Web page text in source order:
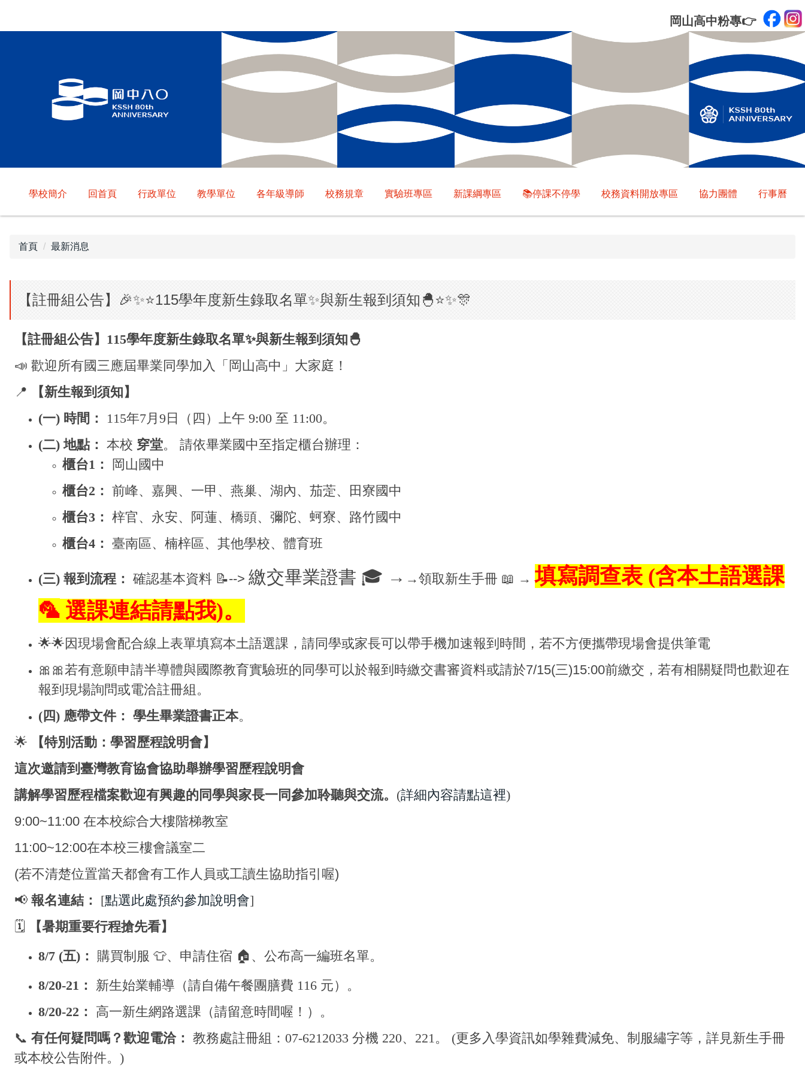
岡山高中粉專👉
學校簡介 回首頁 行政單位 教學單位 各年級導師 校務規章 實驗班專區 新課綱專區 📚停課不停學 校務資料開放專區 協力團體 行事曆
首頁 最新消息
【註冊組公告】🎉✨⭐115學年度新生錄取名單✨與新生報到須知🐣⭐✨🎊
【註冊組公告】115學年度新生錄取名單✨與新生報到須知 🐣
📣 歡迎所有國三應屆畢業同學加入「岡山高中」大家庭！
📍
【新生報到須知】
(一) 時間： 115年7月9日（四）上午 9:00 至 11:00。
(二) 地點： 本校 穿堂。 請依畢業國中至指定櫃台辦理：
櫃台1：
岡山國中
櫃台2： 前峰、嘉興、一甲、燕巢、湖內、茄萣、田寮國中
櫃台3： 梓官、永安、阿蓮、橋頭、彌陀、蚵寮、路竹國中
櫃台4： 臺南區、楠梓區、其他學校、體育班
(三) 報到流程： 確認基本資料 📝--> 繳交畢業證書 🎓 → →領取新生手冊 📖 → 填寫調查表 (含本土語選課
🦜 選課連結請點我)。
🌟🌟因現場會配合線上表單填寫本土語選課，請同學或家長可以帶手機加速報到時間，若不方便攜帶現場會提供筆電
🎀🎀若有意願申請半導體與國際教育實驗班的同學可以於報到時繳交書審資料或請於7/15(三)15:00前繳交，若有相關疑問也歡迎在
報到現場詢問或電洽註冊組。
( 四) 應帶文件： 學生畢業證書正本。
🌟
【特別活動：學習歷程說明會】
這次邀請到臺灣教育協會協助舉辦學習歷程說明會
講解學習歷程檔案歡迎有興趣的同學與家長一同參加聆聽與交流。 (詳細內容請點這裡)
9:00~11:00 在本校綜合大樓階梯教室
11:00~12:00在本校三樓會議室二
(若不清楚位置當天都會有工作人員或工讀生協助指引喔)
📢 報名連結： [點選此處預約參加說明會]
🗓
【暑期重要行程搶先看】
8/7 (五)： 購買制服 👕、申請住宿 🏠 、公布高一編班名單。
8/20-21 ： 新生始業輔導（請自備午餐團膳費 116 元）。
8/20-22 ： 高一新生網路選課（請留意時間喔！）。
📞 有任何疑問嗎？歡迎電洽： 教務處註冊組：07-6212033 分機 220、221。 (更多入學資訊如學雜費減免、制服繡字等，詳見新生手冊
或本校公告附件。)